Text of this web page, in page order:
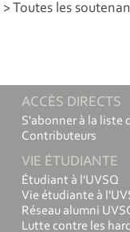
> Toutes les
ACCÈS DIRECTS
S'abonner à la liste
Contributeurs
VIE ÉTUDIANTE
Étudiant à l'UVSQ
Vie étudiante à
Réseau alumni
Lutte contre les